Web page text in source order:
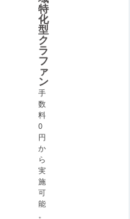
特
化
型
ク
ラ
フ
ァ
ン
手
数
料
0
円
か
ら
実
施
可
能